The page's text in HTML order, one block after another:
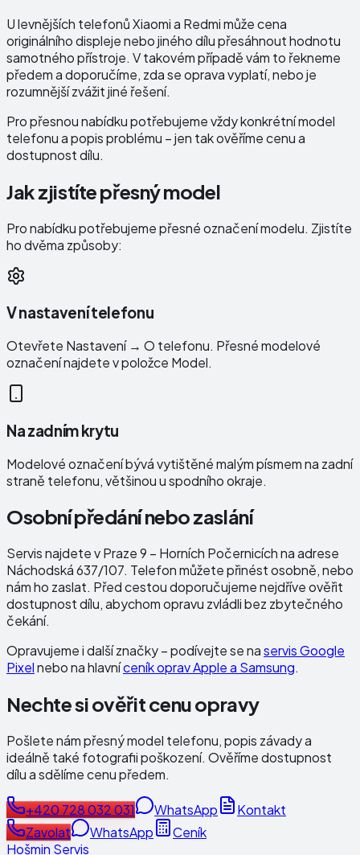
U levnějších telefonů Xiaomi a Redmi může cena
originálního displeje nebo jiného dílu přesáhnout hodnotu
samotného přístroje. V takovém případě vám to řekneme
předem a doporučíme, zda se oprava vyplatí, nebo je
rozumnější zvážit jiné řešení.
Pro přesnou nabídku potřebujeme vždy konkrétní model
telefonu a popis problému – jen tak ověříme cenu a
dostupnost dílu.
Jak zjistíte přesný model
Pro nabídku potřebujeme přesné označení modelu. Zjistíte
ho dvěma způsoby:
V nastavení telefonu
Otevřete Nastavení → O telefonu. Přesné modelové
označení najdete v položce Model.
Na zadním krytu
Modelové označení bývá vytištěné malým písmem na zadní
straně telefonu, většinou u spodního okraje.
Osobní předání nebo zaslání
Servis najdete v Praze 9 – Horních Počernicích na adrese
Náchodská 637/107. Telefon můžete přinést osobně, nebo
nám ho zaslat. Před cestou doporučujeme nejdříve ověřit
dostupnost dílu, abychom opravu zvládli bez zbytečného
čekání.
Opravujeme i další značky – podívejte se naservis Google
Pixelnebo na hlavníceník oprav Apple a Samsung.
Nechte si ověřit cenu opravy
Pošlete nám přesný model telefonu, popis závady a
ideálně také fotografii poškození. Ověříme dostupnost
dílu a sdělíme cenu předem.
+420 728 032 031 WhatsApp
Kontakt
Zavolat
WhatsApp
Ceník
Hošmin Servis